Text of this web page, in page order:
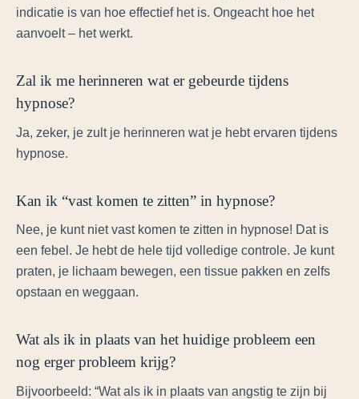
indicatie is van hoe effectief het is. Ongeacht hoe het
aanvoelt – het werkt.
Zal ik me herinneren wat er gebeurde tijdens
hypnose?
Ja, zeker, je zult je herinneren wat je hebt ervaren tijdens
hypnose.
Kan ik “vast komen te zitten” in hypnose?
Nee, je kunt niet vast komen te zitten in hypnose! Dat is
een febel. Je hebt de hele tijd volledige controle. Je kunt
praten, je lichaam bewegen, een tissue pakken en zelfs
opstaan en weggaan.
Wat als ik in plaats van het huidige probleem een
nog erger probleem krijg?
Bijvoorbeeld: “Wat als ik in plaats van angstig te zijn bij